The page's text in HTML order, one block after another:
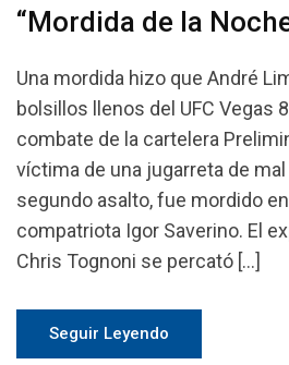
“Mordida de la
Una mordida hizo que André
bolsillos llenos del UFC Vegas
combate de la cartelera
víctima de una jugarreta de
segundo asalto, fue mordido
compatriota Igor Saverino. El
Chris Tognoni se percató […]
Seguir Leyendo